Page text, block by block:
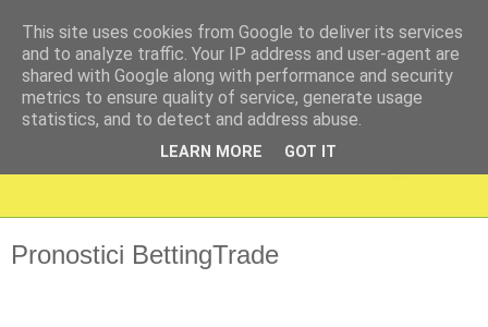
Pronostici BettingTrade
This site uses cookies from Google to deliver its services
and to analyze traffic. Your IP address and user-agent are
shared with Google along with performance and security
metrics to ensure quality of service, generate usage
statistics, and to detect and address abuse.
LEARN MORE GOT IT